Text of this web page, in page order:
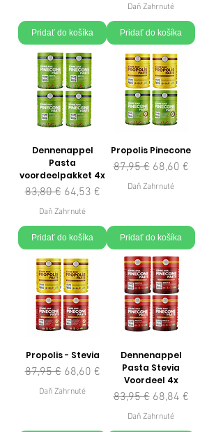
Pridať do košíka
Daň Zahrnuté
Pridať do košíka
Dennenappel
Pasta
voordeelpakket 4x
Normálna cena
83,80 € Zľavnená cena
64,53 €
Daň Zahrnuté
Pridať do košíka
Propolis Pinecone
Normálna cena
87,95 € Zľavnená cena
68,60 €
Daň Zahrnuté
Pridať do košíka
Propolis - Stevia
Normálna cena
87,95 € Zľavnená cena
68,60 €
Daň Zahrnuté
Dennenappel
Pasta Stevia
Voordeel 4x
Normálna cena
83,95 € Zľavnená cena
68,84 €
Daň Zahrnuté